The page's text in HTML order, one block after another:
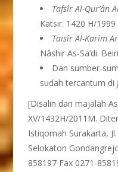
Tafsîr Al-Qur’ân
Katsir. 1420 H/
Taisîr Al-Karîm
Nâshir As-Sa’di.
Dan sumber-
sudah tercantum di
[Disalin dari majalah
XV/1432H/2011M.
Istiqomah Surakarta,
Selokaton
858197 Fax 0271-